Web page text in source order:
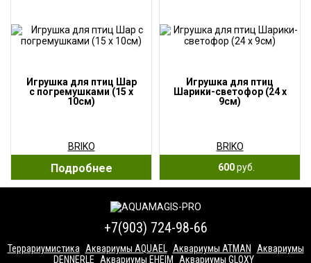
Игрушка для птиц Шар
с погремушками (15 x
10см)
BRIKO
Подробнее
Игрушка для птиц
Шарики-светофор (24 x
9см)
BRIKO
600руб.
+7(903) 724-98-66
Террариумистика Аквариумы AQUAEL Аквариумы ATMAN
Аквариумы
DENNERLE
Аквариумы EHEIM Аквариумы GLOXY